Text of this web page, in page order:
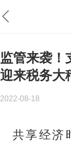
监管来袭！
迎来税务大
2022-08-18
共享经济